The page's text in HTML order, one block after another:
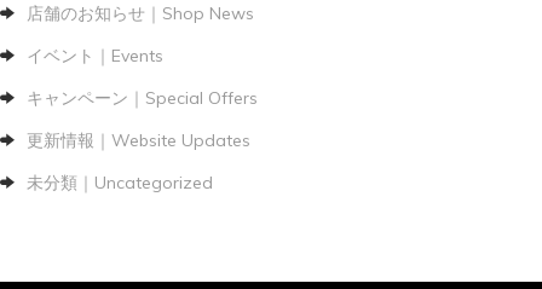
店舗のお知らせ｜Shop News
イベント｜Events
キャンペーン｜Special Offers
更新情報｜Website Updates
未分類｜Uncategorized